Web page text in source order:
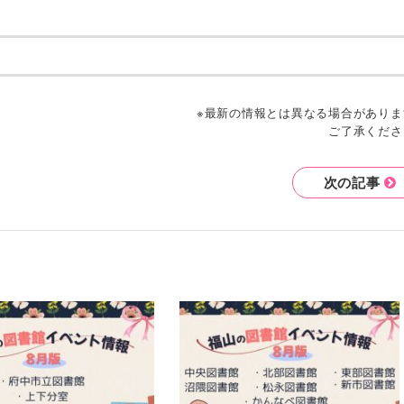
※最新の情報とは異なる場合があり
ご了承くだ
次の記事